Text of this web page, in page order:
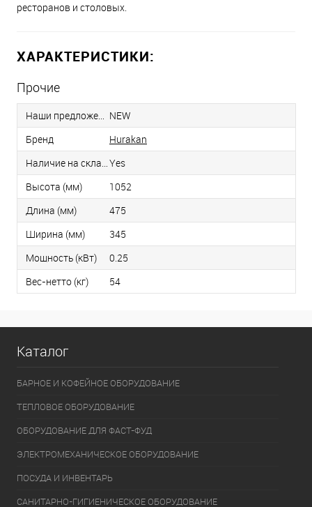
ресторанов и столовых.
ХАРАКТЕРИСТИКИ:
Прочие
Наши предложения NEW
Бренд
Hurakan
Наличие на складеYes
Высота (мм)
1052
Длина (мм)
475
Ширина (мм)
345
Мощность (кВт)
0.25
Вес-нетто (кг)
54
Каталог
БАРНОЕ И КОФЕЙНОЕ ОБОРУДОВАНИЕ
ТЕПЛОВОЕ ОБОРУДОВАНИЕ
ОБОРУДОВАНИЕ ДЛЯ ФАСТ-ФУД
ЭЛЕКТРОМЕХАНИЧЕСКОЕ ОБОРУДОВАНИЕ
ПОСУДА И ИНВЕНТАРЬ
САНИТАРНО-ГИГИЕНИЧЕСКОЕ ОБОРУДОВАНИЕ